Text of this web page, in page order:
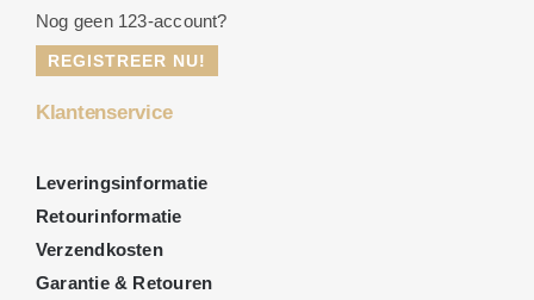
Nog geen 123-account?
REGISTREER NU!
Klantenservice
Leveringsinformatie
Retourinformatie
Verzendkosten
Garantie & Retouren